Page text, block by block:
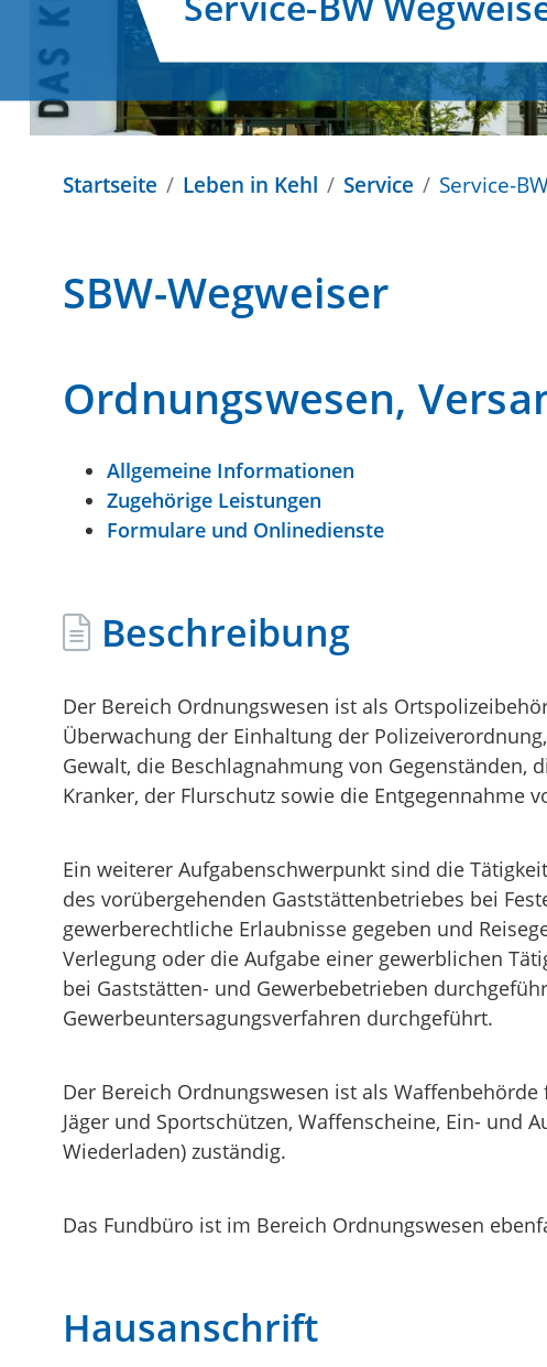
Startseite Leben in Kehl Service Service-
SBW-Wegweiser
Ordnungswesen,
Allgemeine Informationen
Zugehörige Leistungen
Formulare und Onlinedienste
Beschreibung
Der Bereich Ordnungswesen ist als
Überwachung der Einhaltung der
Gewalt, die Beschlagnahmung von
Kranker, der Flurschutz sowie die Entgegennahme
Ein weiterer Aufgabenschwerpunkt sind die
des vorübergehenden Gaststättenbetriebes bei
gewerberechtliche Erlaubnisse gegeben und
Verlegung oder die Aufgabe einer gewerblichen
bei Gaststätten- und Gewerbebetrieben
Gewerbeuntersagungsverfahren durchgeführt.
Der Bereich Ordnungswesen ist als
Jäger und Sportschützen, Waffenscheine, Ein- und
Wiederladen) zuständig.
Das Fundbüro ist im Bereich Ordnungswesen
Hausanschrift